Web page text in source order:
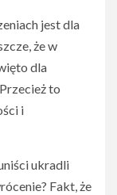
jest dla
że w
dla
to
i
ukradli
Fakt, że